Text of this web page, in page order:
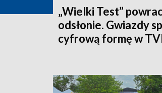
„Wielki Test”
odsłonie. Gwiazdy
cyfrową formę w